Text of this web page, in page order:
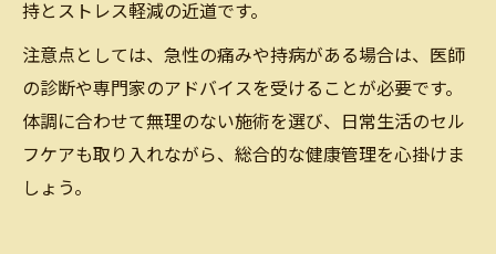
持とストレス軽減の近道です。
注意点としては、急性の痛みや持病がある場合は、医師
の診断や専門家のアドバイスを受けることが必要です。
体調に合わせて無理のない施術を選び、日常生活のセル
フケアも取り入れながら、総合的な健康管理を心掛けま
しょう。